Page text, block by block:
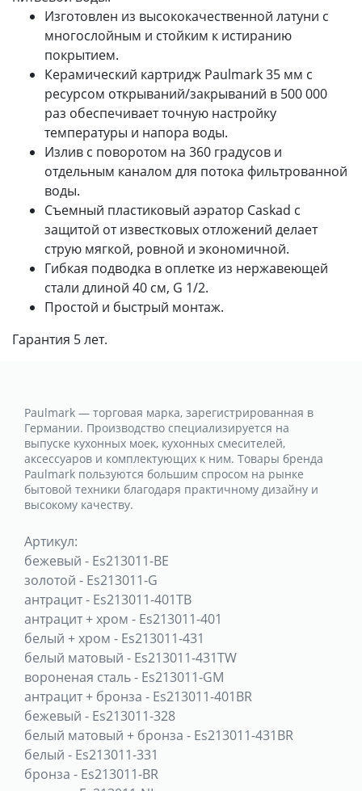
Изготовлен из высококачественной латуни с
многослойным и стойким к истиранию
покрытием.
Керамический картридж Paulmark 35 мм с
ресурсом открываний/закрываний в 500 000
раз обеспечивает точную настройку
температуры и напора воды.
Излив с поворотом на 360 градусов и
отдельным каналом для потока фильтрованной
воды.
Съемный пластиковый аэратор Caskad с
защитой от известковых отложений делает
струю мягкой, ровной и экономичной.
Гибкая подводка в оплетке из нержавеющей
стали длиной 40 см, G 1/2.
Простой и быстрый монтаж.
Гарантия 5 лет.
Paulmark — торговая марка, зарегистрированная в
Германии. Производство специализируется на
выпуске кухонных моек, кухонных смесителей,
аксессуаров и комплектующих к ним. Товары бренда
Paulmark пользуются большим спросом на рынке
бытовой техники благодаря практичному дизайну и
высокому качеству.
Артикул:
бежевый - Es213011-BE
золотой - Es213011-G
антрацит- Es213011-401TB
антрацит + хром - Es213011-401
белый + хром - Es213011-431
белый матовый - Es213011-431TW
вороненая сталь- Es213011-GM
антрацит + бронза - Es213011-401BR
бежевый - Es213011-328
белый матовый + бронза - Es213011-431BR
белый - Es213011-331
бронза - Es213011-BR